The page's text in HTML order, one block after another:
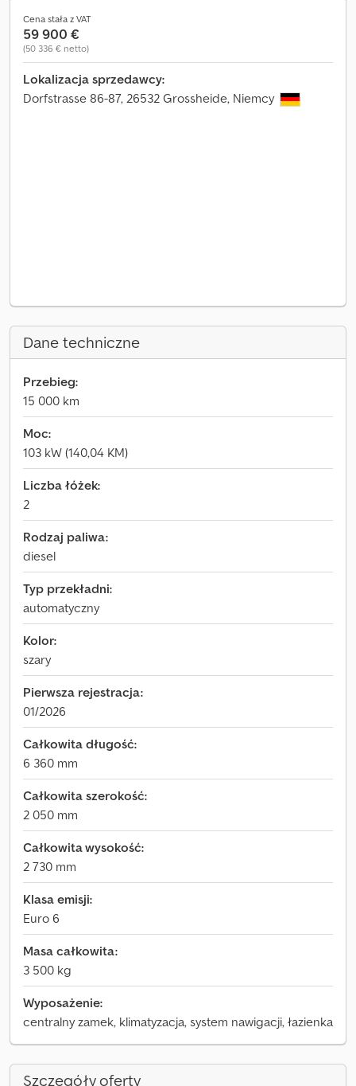
Cena stała z VAT
59 900 €
(50 336 € netto)
Lokalizacja sprzedawcy:
Dorfstrasse 86-87, 26532 Grossheide, Niemcy
Dane techniczne
Przebieg:
15 000 km
Moc:
103 kW (140,04 KM)
Liczba łóżek:
2
Rodzaj paliwa:
diesel
Typ przekładni:
automatyczny
Kolor:
szary
Pierwsza rejestracja:
01/2026
Całkowita długość:
6 360 mm
Całkowita szerokość:
2 050 mm
Całkowita wysokość:
2 730 mm
Klasa emisji:
Euro 6
Masa całkowita:
3 500 kg
Wyposażenie:
centralny zamek, klimatyzacja, system nawigacji, łazienka
Szczegóły oferty